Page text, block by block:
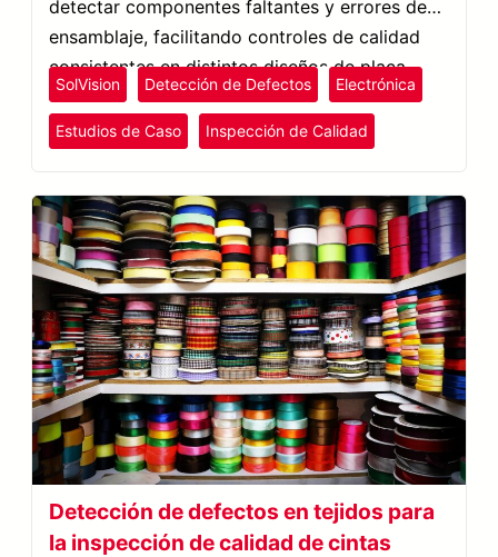
detectar componentes faltantes y errores de
ensamblaje, facilitando controles de calidad
consistentes en distintos diseños de placa.
SolVision Detección de Defectos Electrónica
Estudios de Caso Inspección de Calidad
Detección de defectos en tejidos para
la inspección de calidad de cintas